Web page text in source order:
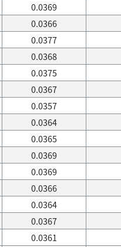
0.0369
0.0366
0.0377
0.0368
0.0375
0.0367
0.0357
0.0364
0.0365
0.0369
0.0369
0.0366
0.0364
0.0367
0.0361